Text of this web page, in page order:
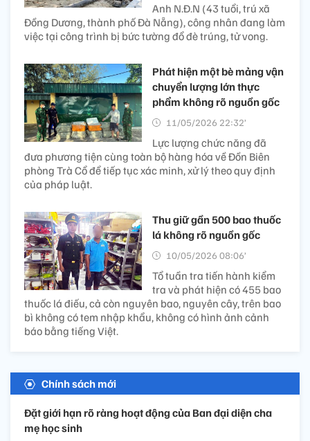
Anh N.Đ.N (43 tuổi, trú xã
Đồng Dương, thành phố Đà Nẵng), công nhân đang làm
việc tại công trình bị bức tường đổ đè trúng, tử vong.
Phát hiện một bè mảng vận
chuyển lượng lớn thực
phẩm không rõ nguồn gốc
11/05/2026 22:32’
Lực lượng chức năng đã
đưa phương tiện cùng toàn bộ hàng hóa về Đồn Biên
phòng Trà Cổ để tiếp tục xác minh, xử lý theo quy định
của pháp luật.
Thu giữ gần 500 bao thuốc
lá không rõ nguồn gốc
10/05/2026 08:06’
Tổ tuần tra tiến hành kiểm
tra và phát hiện có 455 bao
thuốc lá điếu, cả còn nguyên bao, nguyên cây, trên bao
bì không có tem nhập khẩu, không có hình ảnh cảnh
báo bằng tiếng Việt.
Chính sách mới
Đặt giới hạn rõ ràng hoạt động của Ban đại diện cha
mẹ học sinh